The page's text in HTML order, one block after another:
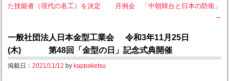
Post navigation
た技能者（現代の名工）を決定
月例会 「中朝韓台と日本の防衛」
→
一般社団法人日本金型工業会 令和3年11月25日
(木) 第48回「金型の日」記念式典開催
掲載日： 2021/11/12 by kappaketsu